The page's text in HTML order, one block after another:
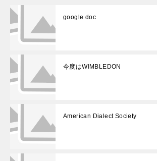
google doc
今度はWIMBLEDON
American Dialect Society